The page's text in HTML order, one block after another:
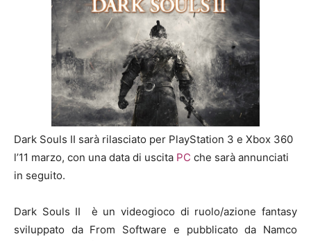
Dark Souls II sarà rilasciato per PlayStation 3 e Xbox 360
l’11 marzo, con una data di uscita PC che sarà annunciati
in seguito.
Dark Souls II è un videogioco di ruolo/azione fantasy
sviluppato da From Software e pubblicato da Namco